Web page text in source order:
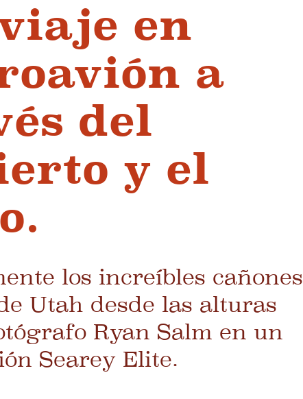
en
a
del
y el
los increíbles cañones
Utah desde las alturas
Ryan Salm en un
Searey Elite.